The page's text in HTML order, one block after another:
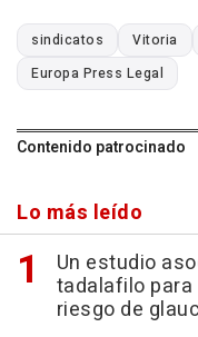
sindicatos Vitoria
Europa Press Legal
Contenido patrocinado
Lo más leído
Un estudio
tadalafilo
riesgo de